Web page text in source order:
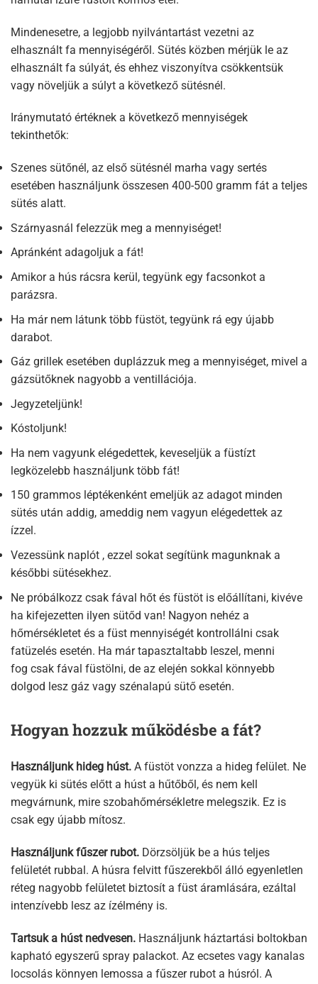
Mindenesetre, a legjobb nyilvántartást vezetni az
elhasznált fa mennyiségéről. Sütés közben mérjük le az
elhasznált fa súlyát, és ehhez viszonyítva csökkentsük
vagy növeljük a súlyt a következő sütésnél.
Iránymutató értéknek a következő mennyiségek
tekinthetők:
Szenes sütőnél, az első sütésnél marha vagy sertés
esetében használjunk összesen 400-500 gramm fát a teljes
sütés alatt.
Szárnyasnál felezzük meg a mennyiséget!
Apránként adagoljuk a fát!
Amikor a hús rácsra kerül, tegyünk egy facsonkot a
parázsra.
Ha már nem látunk több füstöt, tegyünk rá egy újabb
darabot.
Gáz grillek esetében duplázzuk meg a mennyiséget, mivel a
gázsütőknek nagyobb a ventillációja.
Jegyzeteljünk!
Kóstoljunk!
Ha nem vagyunk elégedettek, keveseljük a füstízt
legközelebb használjunk több fát!
150 grammos léptékenként emeljük az adagot minden
sütés után addig, ameddig nem vagyun elégedettek az
ízzel.
Vezessünk naplót , ezzel sokat segítünk magunknak a
későbbi sütésekhez.
Ne próbálkozz csak fával hőt és füstöt is előállítani, kivéve
ha kifejezetten ilyen sütőd van! Nagyon nehéz a
hőmérsékletet és a füst mennyiségét kontrollálni csak
fatüzelés esetén. Ha már tapasztaltabb leszel, menni
fog csak fával füstölni, de az elején sokkal könnyebb
dolgod lesz gáz vagy szénalapú sütő esetén.
Hogyan hozzuk működésbe a fát?
Használjunk hideg húst. A füstöt vonzza a hideg felület. Ne
vegyük ki sütés előtt a húst a hűtőből, és nem kell
megvárnunk, mire szobahőmérsékletre melegszik. Ez is
csak egy újabb mítosz.
Használjunk fűszer rubot. Dörzsöljük be a hús teljes
felületét rubbal. A húsra felvitt fűszerekből álló egyenletlen
réteg nagyobb felületet biztosít a füst áramlására, ezáltal
intenzívebb lesz az ízélmény is.
Tartsuk a húst nedvesen. Használjunk háztartási boltokban
kapható egyszerű spray palackot. Az ecsetes vagy kanalas
locsolás könnyen lemossa a fűszer rubot a húsról. A